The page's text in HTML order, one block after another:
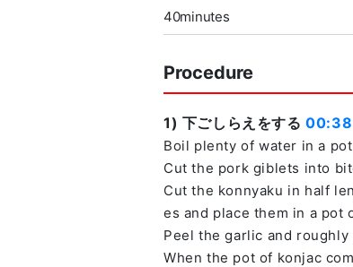
40minutes
Procedure
1) 下ごしらえをする00:38
Boil plenty of water in a
Cut the pork giblets into
Cut the konnyaku in half
es and place them in a pot
Peel the garlic and roughly
When the pot of konjac